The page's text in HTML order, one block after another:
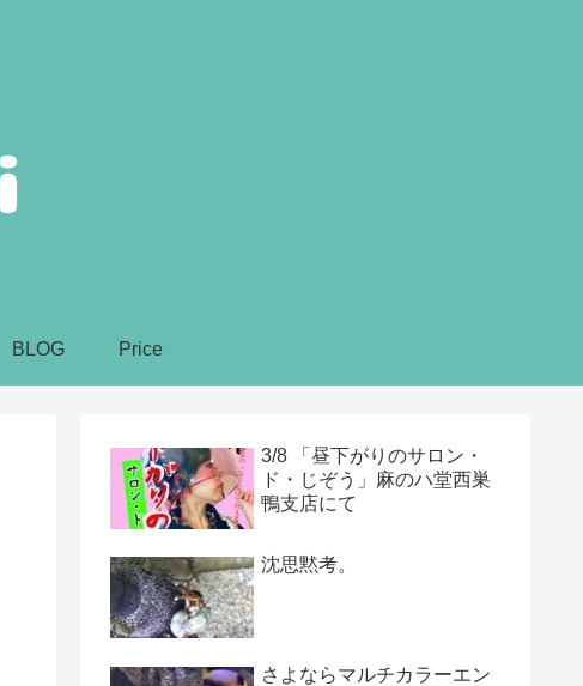
BLOG Price
3/8 「昼下がりのサロン・
ド・じぞう」麻のハ堂西巣
鴨支店にて
沈思黙考。
さよならマルチカラーエン